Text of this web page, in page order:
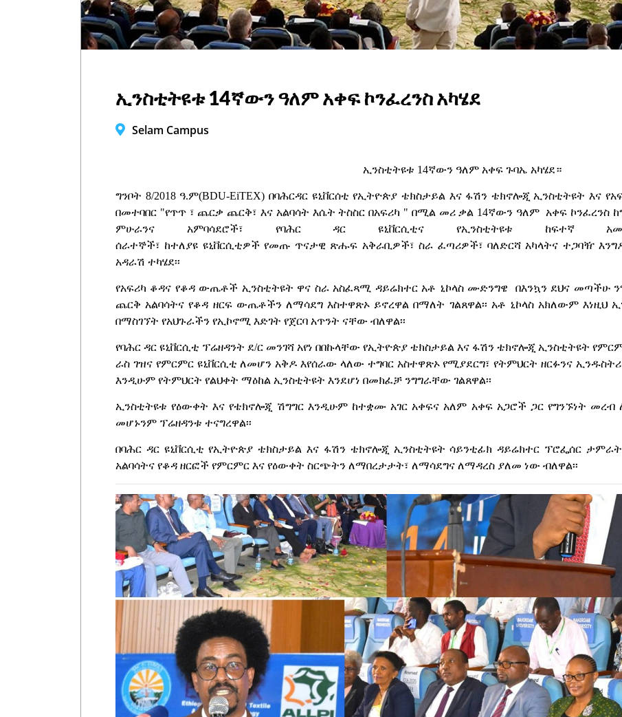
ኢንስቲትዩቱ 14ኛውን ዓለም አቀፍ ኮንፈረንስ አካሄደ
Selam Campus
ኢንስቲትዩቱ 14ኛውን ዓለም አቀፍ ጉባኤ አካሄደ።
ግንቦት 8/2018 ዓ.ም(BDU-EiTEX) በባሕርዳር ዩኒቨርሰቲ የኢትዮጵያ ቴክስታይል እና ፋሽን ቴክኖሎጂ ኢንስቲትዩት እና
በመተባበር "የጥጥ ፣ ጨርቃ ጨርቅ፣ እና አልባሳት እሴት ትስስር በአፍሪካ " በሚል መሪ ቃል 14ኛውን ዓለም አቀፍ ኮንፈረንስ
ምሁራንና አምባሳደሮች፣ የባሕር ዳር ዩኒቨርሲቲና የኢንስቲትዩቱ ከፍተኛ
ሰራተኞች፣ ከተለያዩ ዩኒቨርሲቲዎች የመጡ ጥናታዊ ጽሑፍ አቅራቢዎች፣ ስራ ፈጣሪዎች፣ ባለድርሻ አካላትና ተጋባዥ
አዳራሽ ተካሄደ፡፡
የአፍሪካ ቆዳና የቆዳ ውጤቶች ኢንስቲትዩት ዋና ስራ አስፈጻሚ ዳይሬክተር አቶ ኒኮላስ ሙድንግዌ በእንኳን ደህና መጣችሁ
ጨርቅ አልባሳትና የቆዳ ዘርፍ ውጤቶችን ለማሳደግ እስተዋጽኦ ይኖረዋል በማለት ገልጸዋል፡፡ አቶ ኒኮላስ አክለውም እነዚህ
በማስገኘት የአህጉራችን የኢኮኖሚ እድገት የጀርባ አጥንት ናቸው ብለዋል፡፡
የባሕር ዳር ዩኒቨርሲቲ ፕሬዘዳንት ደ/ር መንገሻ አየነ በበኩላቸው የኢትዮጵያ ቴክስታይል እና ፋሽን ቴክኖሎጂ ኢንስቲትዩት
ራስ ገዝና የምርምር ዩኒቨርሲቲ ለመሆን አቅዶ እየሰራው ላለው ተግባር አስተዋጽኦ የሚያደርግ፣ የትምህርት ዘርፉንና
እንዲሁም የትምህርት የልህቀት ማዕከል ኢንስቲትዩት እንደሆነ በመክፈቻ ንግግራቸው ገልጸዋል፡፡
ኢንስቲትዩቱ የዕውቀት እና የቴክኖሎጂ ሽግግር እንዲሁም ከተቋሙ አገር አቀፍና አለም አቀፍ አጋሮች ጋር የግንኙነት መረብ
መሆኑንም ፕሬዘዳንቱ ተናግረዋል፡፡
በባሕር ዳር ዩኒቨርሲቲ የኢትዮጵያ ቴክስታይል እና ፋሽን ቴክኖሎጂ ኢንስቲትዩት ሳይንቲፊክ ዳይሬክተር ፕሮፌሰር
አልባሳትና የቆዳ ዘርፎች የምርምር እና የዕውቀት ስርጭትን ለማበረታታት፣ ለማሳደግና ለማዳረስ ያለመ ነው ብለዋል፡፡